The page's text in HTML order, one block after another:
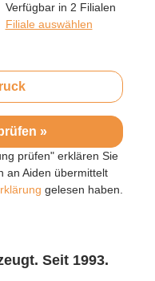
»
prüfen" erklären Sie
an Aiden übermittelt
gelesen haben.
Verfügbar in 2 Filialen
Filiale auswählen
Seit 1993.